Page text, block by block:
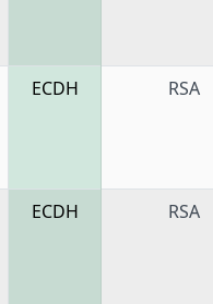
ECDH RSA
ECDH RSA